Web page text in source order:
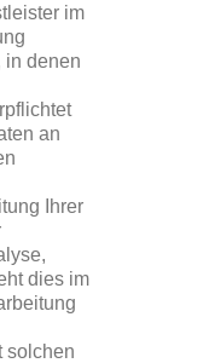
im
in denen
an
Ihrer
dies im
solchen